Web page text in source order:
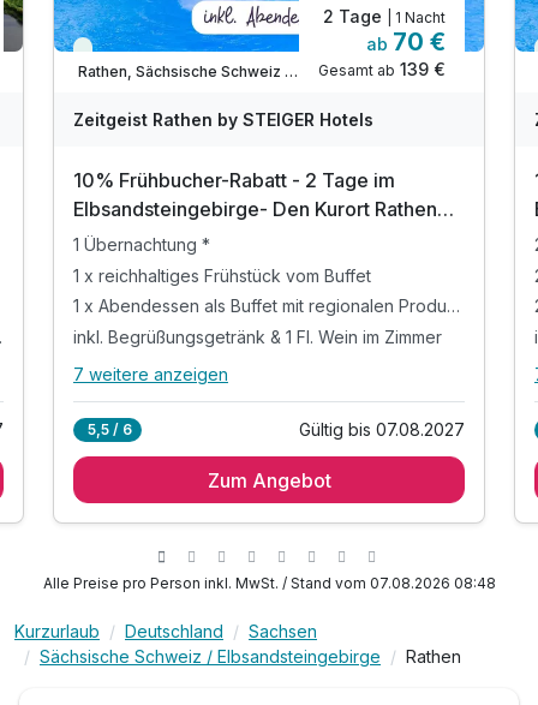
WAR
202
Viele Termine frei
Rathen, Sächsische Schweiz / Elbsandsteingebirge
2 Tage | 1 Nacht
ab 70 €
Gesamt ab 139 €
Zeitgeist Rathen by STEIGER Hotels
10% Frühbucher-Rabatt - 2 Tage im
Elbsandsteingebirge- Den Kurort Rathen
entdecken
1 Übernachtung *
1 x reichhaltiges Frühstück vom Buffet
1 x Abendessen als Buffet mit regionalen Produkten
inkl. Begrüßungsgetränk & 1 Fl. Wein im Zimmer
Alle Inklusivleistungen
1 x reichhaltiges Frühstück vom Buffet
inkl. Begrüßungsgetränk & 1 Fl. Wein im Zimmer
inkl. Ticket für die Gierseilfähre
inkl. Entspannungszeit in unserem
7 weitere anzeigen
5,5 / 6 Gültig bis 07.08.2027
Zum Angebot
Alle Preise pro Person inkl. MwSt. / Stand vom 07.08.2026 08:48
Kurzurlaub Deutschland
Sachsen
Sächsische Schweiz / Elbsandsteingebirge
Rathen